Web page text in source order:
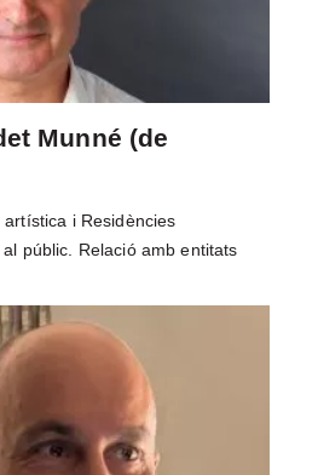
I ABONAMENTS
D’ESPAIS
I COL·LABORADORS
nos a
Munné (de
i Residències
públic. Relació amb entitats